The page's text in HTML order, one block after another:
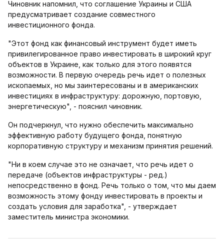
Чиновник напомнил, что соглашение Украины и США
предусматривает создание совместного
инвестиционного фонда.
"Этот фонд как финансовый инструмент будет иметь
привилегированное право инвестировать в широкий круг
объектов в Украине, как только для этого появятся
возможности. В первую очередь речь идет о полезных
ископаемых, но мы заинтересованы и в американских
инвестициях в инфраструктуру: дорожную, портовую,
энергетическую", - пояснил чиновник.
Он подчеркнул, что нужно обеспечить максимально
эффективную работу будущего фонда, понятную
корпоративную структуру и механизм принятия решений.
"Ни в коем случае это не означает, что речь идет о
передаче (объектов инфраструктуры - ред.)
непосредственно в фонд. Речь только о том, что мы даем
возможность этому фонду инвестировать в проекты и
создать условия для заработка", - утверждает
заместитель министра экономики.